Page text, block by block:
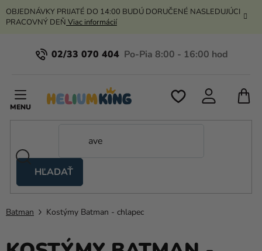
Prejsť
na
OBJEDNÁVKY PRIJATÉ DO 14:00 BUDÚ DORUČENÉ NASLEDUJÚCI
PRACOVNÝ DEŇ Viac informácií
02/33 070 404
HĽADAŤ
stany
Kanekalon
Hélium
Batman Kostýmy Batman - chlapec